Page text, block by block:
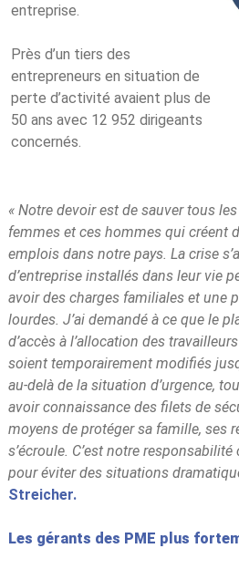
entreprise.
Près d’un tiers des
entrepreneurs en situation de
perte d’activité avaient plus de
50 ans avec 12 952 dirigeants
concernés.
« Notre devoir est de sauver tous
femmes et ces hommes qui créent
emplois dans notre pays. La crise
d’entreprise installés dans leur vie
avoir des charges familiales et une
lourdes. J’ai demandé à ce que le
d’accès à l’allocation des
soient temporairement modifiés
au-delà de la situation d’urgence,
avoir connaissance des filets de
moyens de protéger sa famille, ses
s’écroule. C’est notre
pour éviter des situations
Streicher.
Les gérants des PME plus